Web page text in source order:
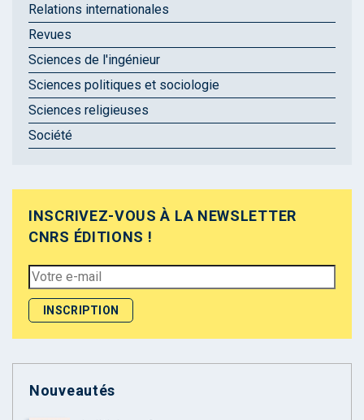
Relations internationales
Revues
Sciences de l'ingénieur
Sciences politiques et sociologie
Sciences religieuses
Société
INSCRIVEZ-VOUS À LA NEWSLETTER
CNRS ÉDITIONS !
Nouveautés